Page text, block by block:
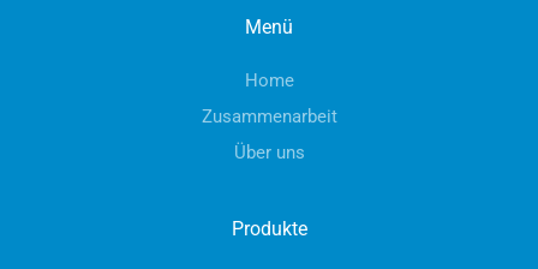
Menü
Home
Zusammenarbeit
Über uns
Produkte